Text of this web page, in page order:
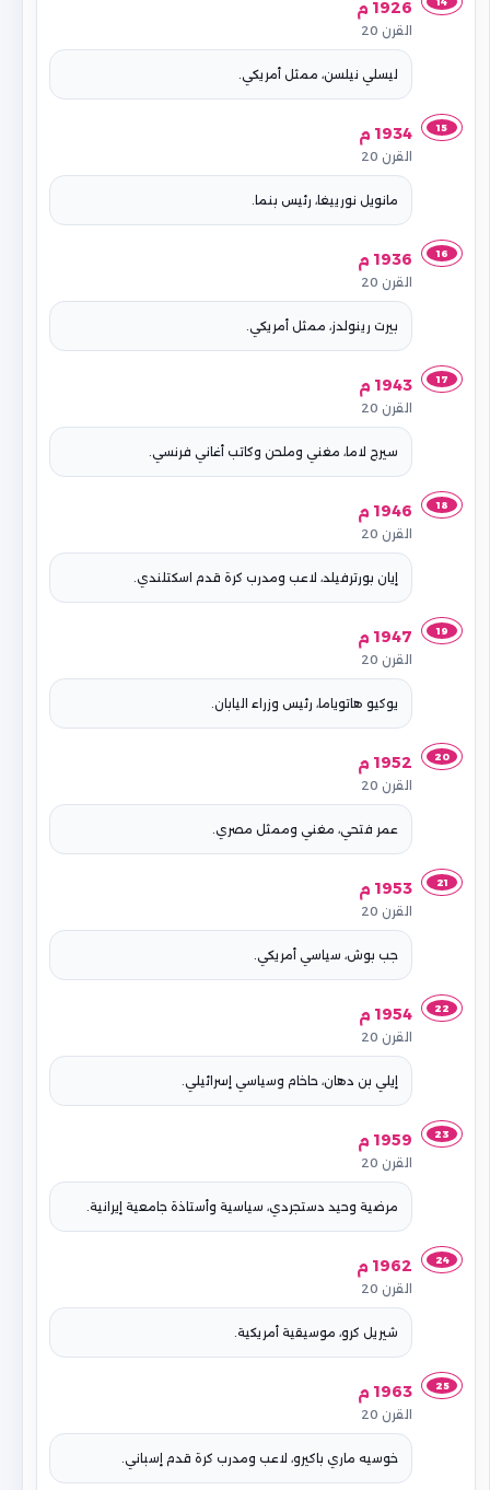
1926 م
القرن 20
ليسلي نيلسن، ممثل أمريكي.
15 1934 م
القرن 20
مانويل نورييغا، رئيس بنما.
16 1936 م
القرن 20
بيرت رينولدز، ممثل أمريكي.
17 1943 م
القرن 20
سيرج لاما، مغني وملحن وكاتب أغاني فرنسي.
18 1946 م
القرن 20
إيان بورترفيلد، لاعب ومدرب كرة قدم اسكتلندي.
19 1947 م
القرن 20
يوكيو هاتوياما، رئيس وزراء اليابان.
20 1952 م
القرن 20
عمر فتحي، مغني وممثل مصري.
21 1953 م
القرن 20
جب بوش، سياسي أمريكي.
22 1954 م
القرن 20
إيلي بن دهان، حاخام وسياسي إسرائيلي.
23 1959 م
القرن 20
مرضية وحيد دستجردي، سياسية وأستاذة جامعية إيرانية.
24 1962 م
القرن 20
شيريل كرو، موسيقية أمريكية.
25 1963 م
القرن 20
خوسيه ماري باكيرو، لاعب ومدرب كرة قدم إسباني.